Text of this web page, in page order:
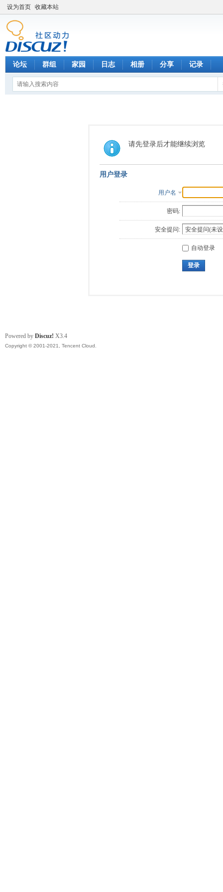
设为首页 收藏本站
论坛 群组 家园 日志 相册 分享 记录
请先登录后才能继续浏览
用户登录
用户名
密码:
安全提问:
自动登录
登录
Powered by Discuz! X3.4
Copyright © 2001-2021, Tencent Cloud.